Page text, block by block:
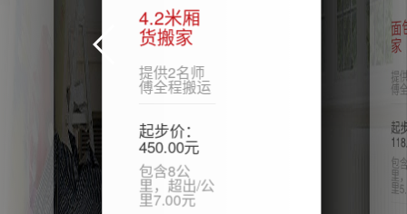
4.2米厢
货搬家
提供2名师
傅全程搬运
起步价：
450.00元
包含8公
里，超出/公
里7.00元
面
家
提
傅
起
包
里，
里